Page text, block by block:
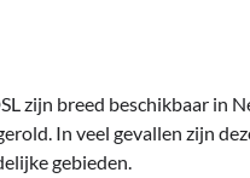
zijn breed beschikbaar in
In veel gevallen zijn
gebieden.